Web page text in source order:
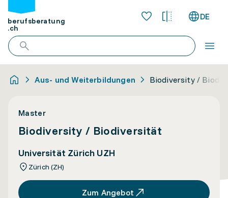
berufsberatung
.ch
DE
Aus- und Weiterbildungen Biodiversity /
Master
Biodiversity / Biodiversität
Universität Zürich UZH
Zürich (ZH)
Zum Angebot